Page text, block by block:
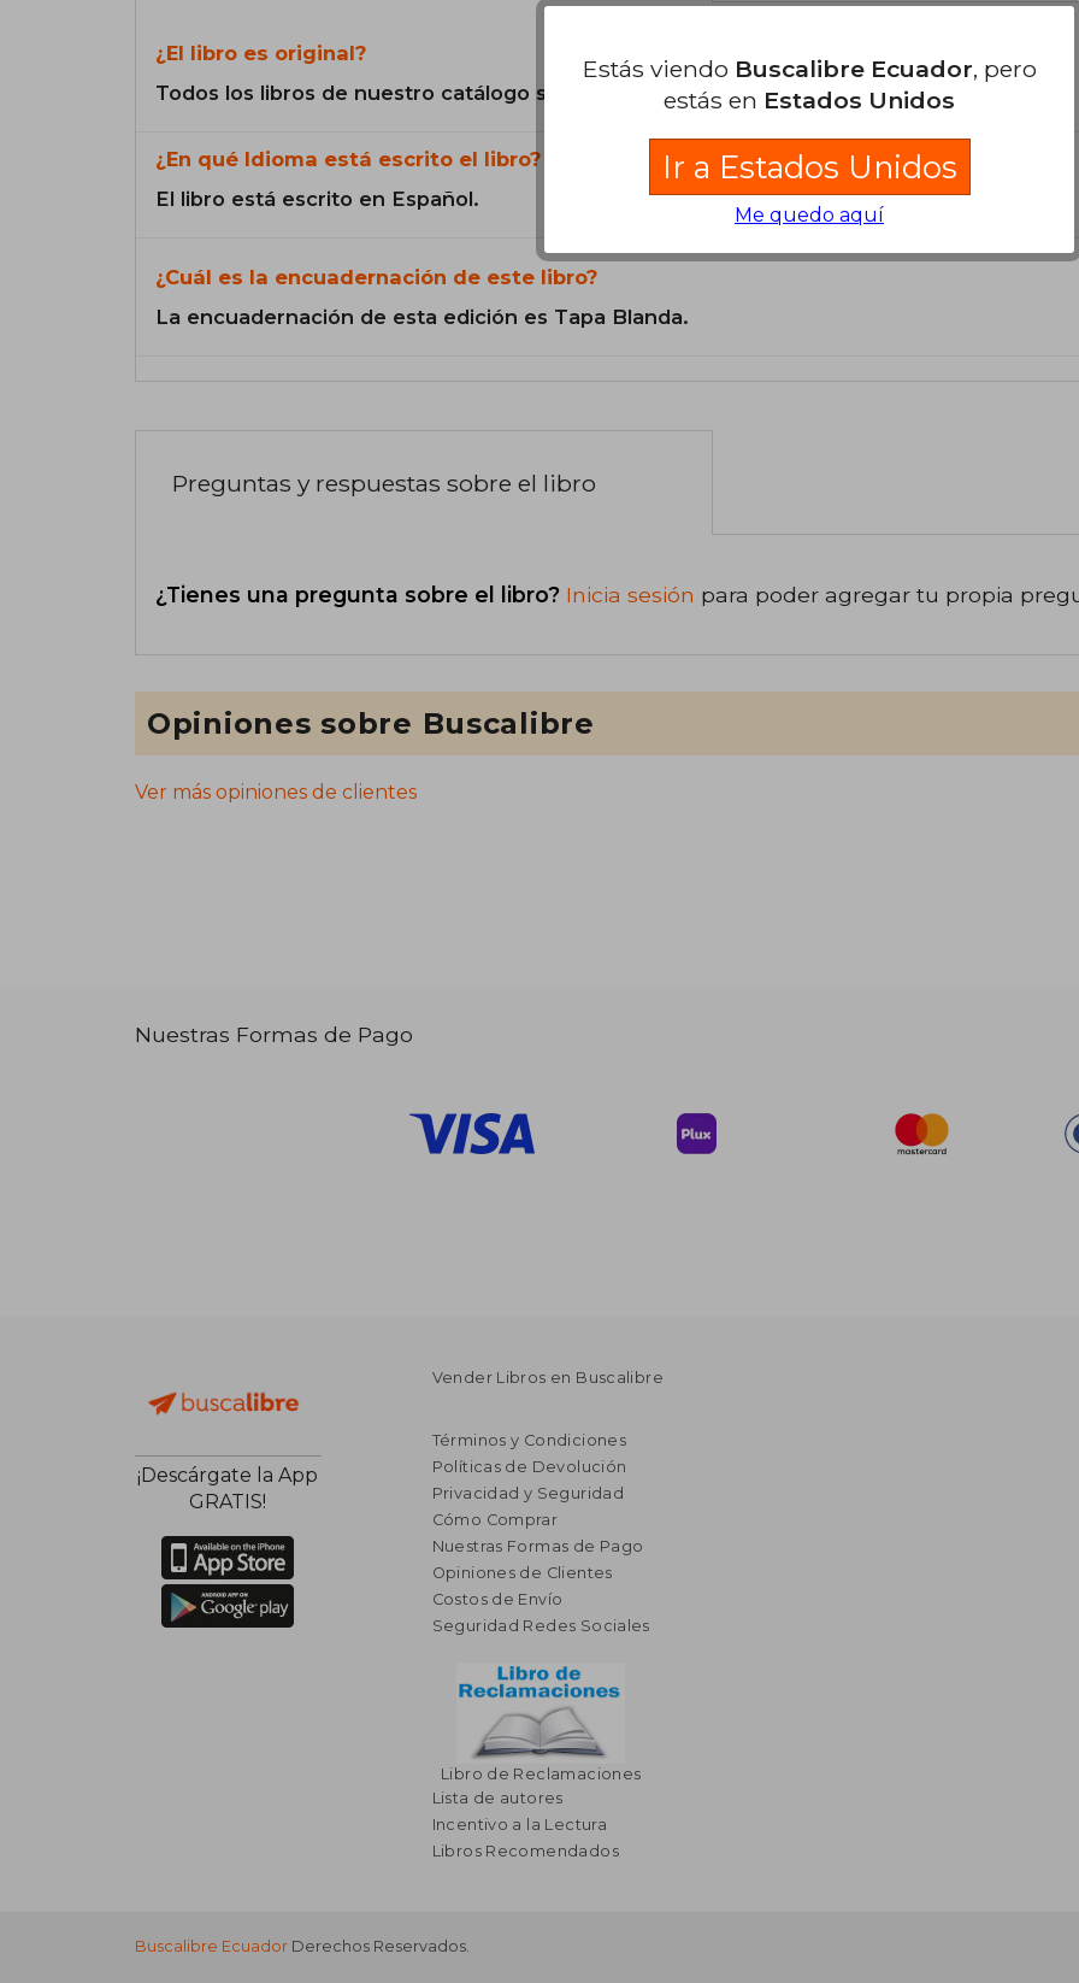
¿El libro es original?
Todos los libros de nuestro catálogo son Originales.
¿En qué Idioma está escrito el libro?
El libro está escrito en Español.
¿Cuál es la encuadernación de este libro?
La encuadernación de esta edición es Tapa Blanda.
Preguntas y respuestas sobre el libro
¿Tienes una pregunta sobre el libro? Inicia sesión para poder agregar tu propia
Opiniones sobre Buscalibre
Ver más opiniones de clientes
Nuestras Formas de Pago
¡Descárgate la App
GRATIS!
Vender Libros en Buscalibre
Términos y Condiciones
Políticas de Devolución
Privacidad y Seguridad
Cómo Comprar
Nuestras Formas de Pago
Opiniones de Clientes
Costos de Envío
Seguridad Redes Sociales
Libro de Reclamaciones
Lista de autores
Incentivo a la Lectura
Libros Recomendados
Buscalibre Ecuador Derechos Reservados.
Estás viendo Buscalibre Ecuador, pero
estás en Estados Unidos
Ir a Estados Unidos
Me quedo aquí